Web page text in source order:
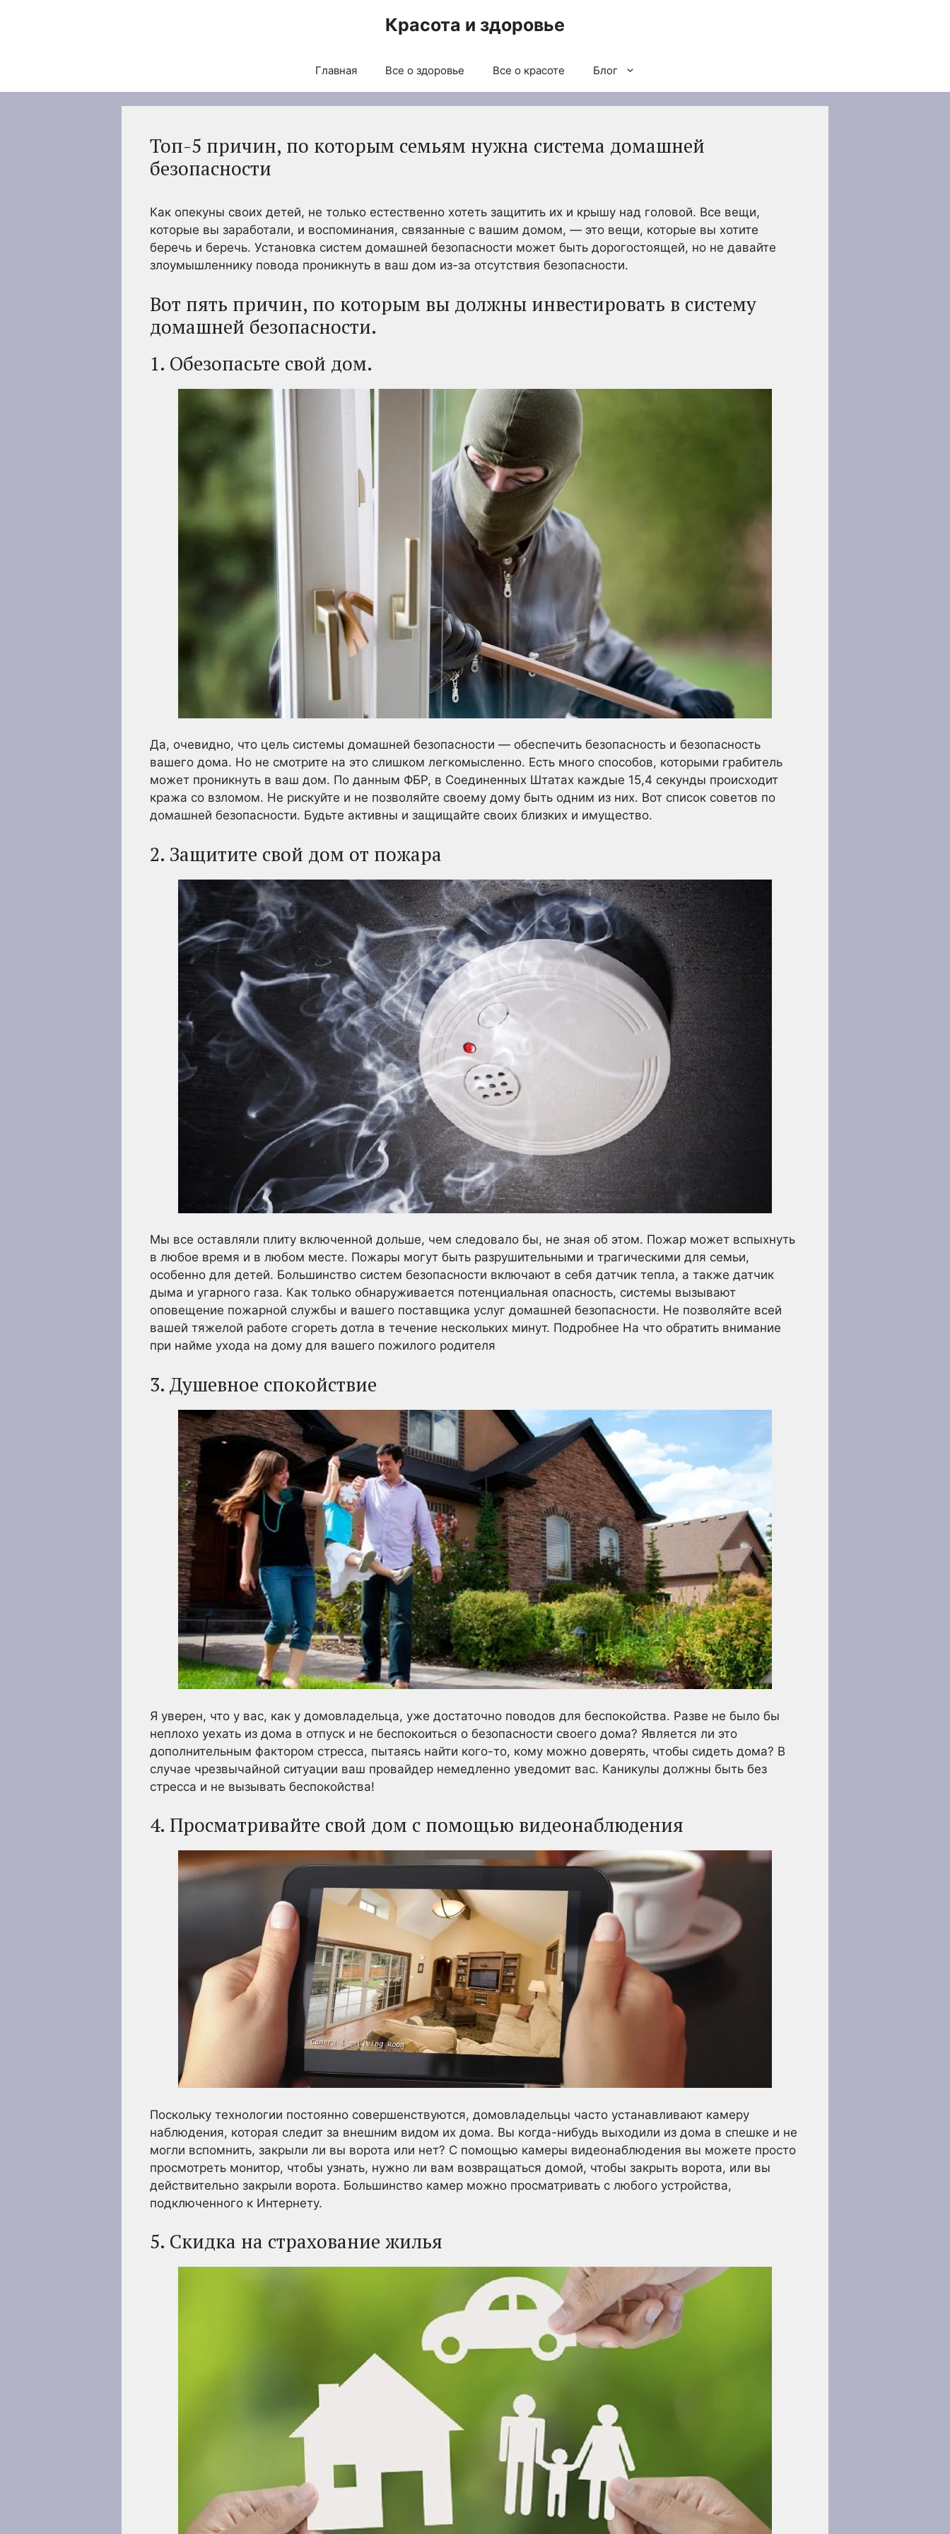
Красота и здоровье
Главная Все о здоровье Все о красоте Блог
Топ-5 причин, по которым семьям нужна система домашней
безопасности
Как опекуны своих детей, не только естественно хотеть защитить их и крышу над головой. Все вещи,
которые вы заработали, и воспоминания, связанные с вашим домом, — это вещи, которые вы хотите
беречь и беречь. Установка систем домашней безопасности может быть дорогостоящей, но не давайте
злоумышленнику повода проникнуть в ваш дом из-за отсутствия безопасности.
Вот пять причин, по которым вы должны инвестировать в систему
домашней безопасности.
1. Обезопасьте свой дом.
Да, очевидно, что цель системы домашней безопасности — обеспечить безопасность и безопасность
вашего дома. Но не смотрите на это слишком легкомысленно. Есть много способов, которыми грабитель
может проникнуть в ваш дом. По данным ФБР, в Соединенных Штатах каждые 15,4 секунды происходит
кража со взломом. Не рискуйте и не позволяйте своему дому быть одним из них. Вот список советов по
домашней безопасности. Будьте активны и защищайте своих близких и имущество.
2. Защитите свой дом от пожара
Мы все оставляли плиту включенной дольше, чем следовало бы, не зная об этом. Пожар может вспыхнуть
в любое время и в любом месте. Пожары могут быть разрушительными и трагическими для семьи,
особенно для детей. Большинство систем безопасности включают в себя датчик тепла, а также датчик
дыма и угарного газа. Как только обнаруживается потенциальная опасность, системы вызывают
оповещение пожарной службы и вашего поставщика услуг домашней безопасности. Не позволяйте всей
вашей тяжелой работе сгореть дотла в течение нескольких минут. Подробнее На что обратить внимание
при найме ухода на дому для вашего пожилого родителя
3. Душевное спокойствие
Я уверен, что у вас, как у домовладельца, уже достаточно поводов для беспокойства. Разве не было бы
неплохо уехать из дома в отпуск и не беспокоиться о безопасности своего дома? Является ли это
дополнительным фактором стресса, пытаясь найти кого-то, кому можно доверять, чтобы сидеть дома? В
случае чрезвычайной ситуации ваш провайдер немедленно уведомит вас. Каникулы должны быть без
стресса и не вызывать беспокойства!
4. Просматривайте свой дом с помощью видеонаблюдения
Поскольку технологии постоянно совершенствуются, домовладельцы часто устанавливают камеру
наблюдения, которая следит за внешним видом их дома. Вы когда-нибудь выходили из дома в спешке и не
могли вспомнить, закрыли ли вы ворота или нет? С помощью камеры видеонаблюдения вы можете просто
просмотреть монитор, чтобы узнать, нужно ли вам возвращаться домой, чтобы закрыть ворота, или вы
действительно закрыли ворота. Большинство камер можно просматривать с любого устройства,
подключенного к Интернету.
5. Скидка на страхование жилья